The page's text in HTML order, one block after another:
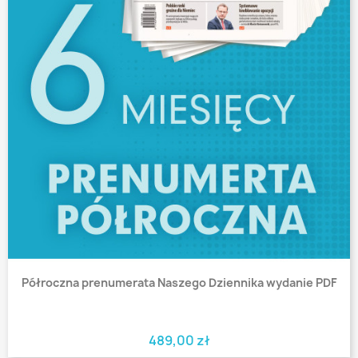
Półroczna prenumerata Naszego Dziennika wydanie PDF
489,00 zł